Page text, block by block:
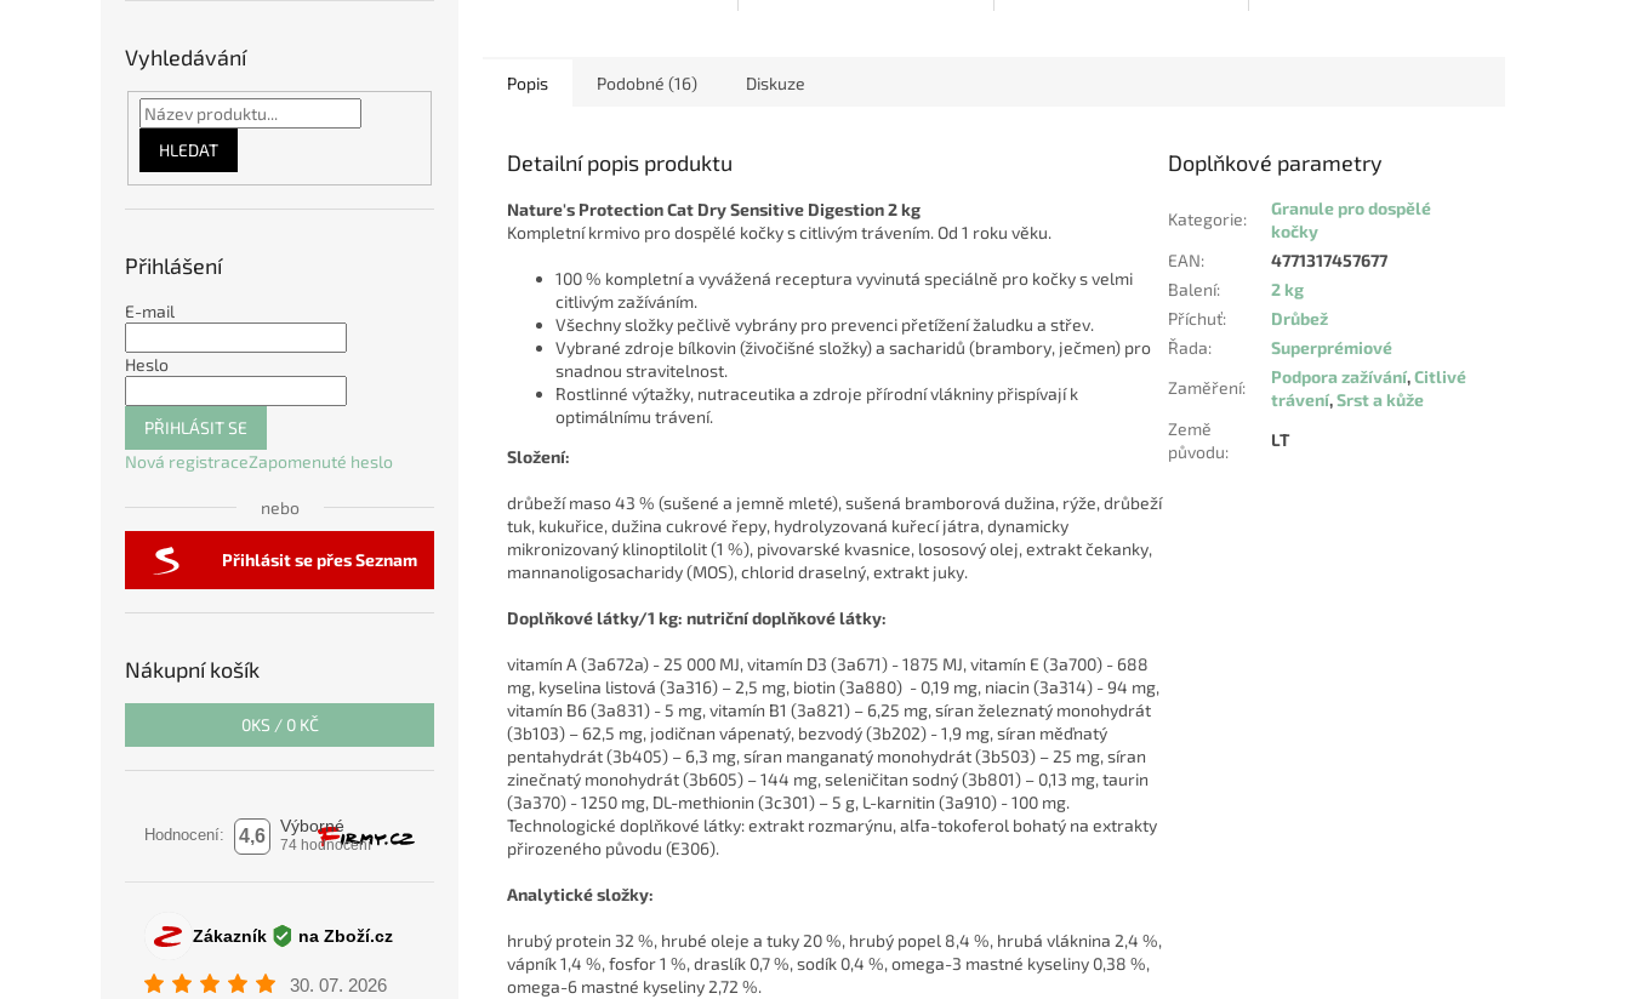
Vyhledávání
HLEDAT
Přihlášení
E-mail
Heslo
PŘIHLÁSIT SE
Nová registraceZapomenuté heslo
nebo
Přihlásit se přes Seznam
Nákupní košík
0KS / 0 KČ
Popis Podobné (16) Diskuze
Detailní popis produktu
Nature's Protection Cat Dry Sensitive Digestion 2 kg
Kompletní krmivo pro dospělé kočky s citlivým trávením. Od 1 roku věku.
100 % kompletní a vyvážená receptura vyvinutá speciálně pro kočky s velmi
citlivým zažíváním.
Všechny složky pečlivě vybrány pro prevenci přetížení žaludku a střev.
Vybrané zdroje bílkovin (živočišné složky) a sacharidů (brambory, ječmen) pro
snadnou stravitelnost.
Rostlinné výtažky, nutraceutika a zdroje přírodní vlákniny přispívají k
optimálnímu trávení.
Složení:
drůbeží maso 43 % (sušené a jemně mleté), sušená bramborová dužina, rýže, drůbeží
tuk, kukuřice, dužina cukrové řepy, hydrolyzovaná kuřecí játra, dynamicky
mikronizovaný klinoptilolit (1 %), pivovarské kvasnice, lososový olej, extrakt čekanky,
mannanoligosacharidy (MOS), chlorid draselný, extrakt juky.
Doplňkové látky/1 kg: nutriční doplňkové látky:
vitamín A (3a672a) - 25 000 MJ, vitamín D3 (3a671) - 1875 MJ, vitamín E (3a700) - 688
mg, kyselina listová (3a316) – 2,5 mg, biotin (3a880) - 0,19 mg, niacin (3a314) - 94 mg,
vitamín B6 (3a831) - 5 mg, vitamín B1 (3a821) – 6,25 mg, síran železnatý monohydrát
(3b103) – 62,5 mg, jodičnan vápenatý, bezvodý (3b202) - 1,9 mg, síran měďnatý
pentahydrát (3b405) – 6,3 mg, síran manganatý monohydrát (3b503) – 25 mg, síran
zinečnatý monohydrát (3b605) – 144 mg, seleničitan sodný (3b801) – 0,13 mg, taurin
(3a370) - 1250 mg, DL-methionin (3c301) – 5 g, L-karnitin (3a910) - 100 mg.
Technologické doplňkové látky: extrakt rozmarýnu, alfa-tokoferol bohatý na extrakty
přirozeného původu (E306).
Analytické složky:
hrubý protein 32 %, hrubé oleje a tuky 20 %, hrubý popel 8,4 %, hrubá vláknina 2,4 %,
vápník 1,4 %, fosfor 1 %, draslík 0,7 %, sodík 0,4 %, omega-3 mastné kyseliny 0,38 %,
omega-6 mastné kyseliny 2,72 %.
Doplňkové parametry
Kategorie:
Granule pro dospělé
kočky
EAN:
4771317457677
Balení:
2 kg
Příchuť:
Drůbež
Řada:
Superprémiové
Zaměření:
Podpora zažívání,Citlivé
trávení,Srst a kůže
Země
původu:
LT